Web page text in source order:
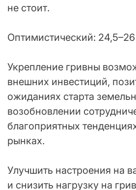
не стоит.
Оптимистический:
Укрепление гривны
внешних инвестиций,
ожиданиях старта
возобновлении
благоприятных
рынках.
Улучшить настроения на
и снизить нагрузку на